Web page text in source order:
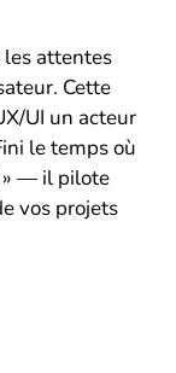
les attentes
Cette
UI un acteur
le temps où
» — il pilote
vos projets